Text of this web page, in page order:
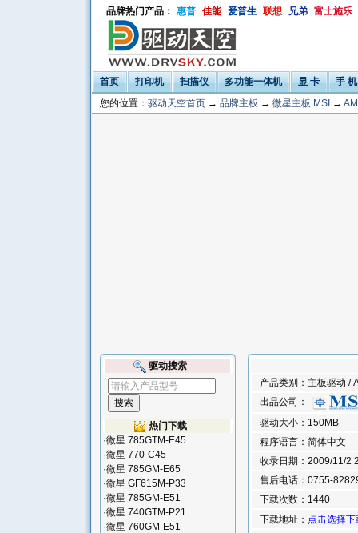
品牌热门产品： 惠普 佳能 爱普生 联想 兄弟 富士施乐
首页 打印机 扫描仪 多功能一体机 显 卡
手 机
您的位置： 驱动天空首页 → 品牌主板 → 微星主板 MSI →
产品类别：主板驱动 /
出品公司：
驱动大小：150MB
程序语言：简体中文
收录日期：2009/11/2
售后电话：0755-
下载次数：1440
下载地址： 点击选择
驱动搜索
热门下载
·微星 785GTM-E45
·微星 770-C45
·微星 785GM-E65
·微星 GF615M-P33
·微星 785GM-E51
·微星 740GTM-P21
·微星 760GM-E51